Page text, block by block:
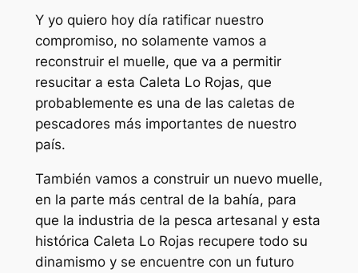
Y yo quiero hoy día ratificar nuestro
compromiso, no solamente vamos a
reconstruir el muelle, que va a permitir
resucitar a esta Caleta Lo Rojas, que
probablemente es una de las caletas de
pescadores más importantes de nuestro
país.
También vamos a construir un nuevo muelle,
en la parte más central de la bahía, para
que la industria de la pesca artesanal y esta
histórica Caleta Lo Rojas recupere todo su
dinamismo y se encuentre con un futuro